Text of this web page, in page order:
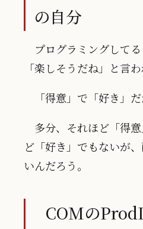
の自分
プログラミングして
「楽しそうだね」と言わ
「得意」で「好き」
多分、それほど「得
ど「好き」でもないが
いんだろう。
COMの